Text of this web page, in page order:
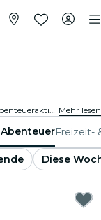
Bringe dein Adrenalin mit spannenden Sport- und Abenteueraktivitäten in Barcelona auf Touren. Ob du nun wandern, klettern oder Extremsportarten betreiben möchtest, bei uns findest du alles. Mehr lesen
Freizeit-
Diese